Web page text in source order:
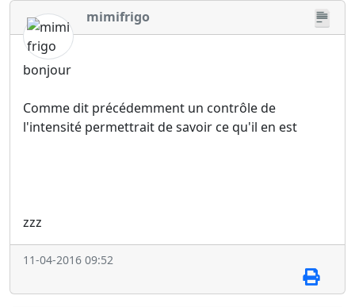
mimifrigo
bonjour
Comme dit précédemment un contrôle de
l'intensité permettrait de savoir ce qu'il en est
zzz
11-04-2016 09:52